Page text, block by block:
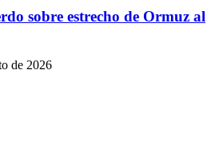
sobre estrecho de Ormuz al
de 2026